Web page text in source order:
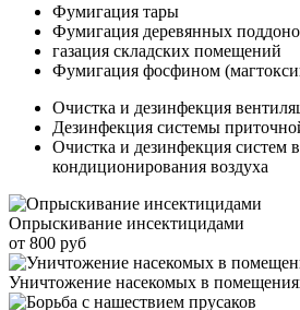
Фумигация тары
Фумигация деревянных
газация складских помещений
Фумигация фосфином
Очистка и дезинфекция
Дезинфекция системы
Очистка и дезинфекция систем
кондиционирования воздуха
Опрыскивание инсектицидами
от 800 руб
Уничтожение насекомых в